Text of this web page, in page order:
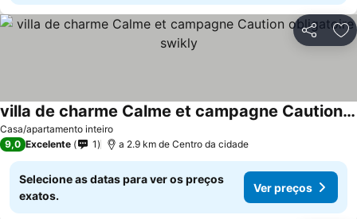
Partilhar
Casa/apartamento inteiro
villa de charme Calme et campagne Caution obligatoire swikly
9,0 Excelente 1 a 2.9 km de Centro da cidade
Selecione as datas para ver os preços
exatos.
Ver preços